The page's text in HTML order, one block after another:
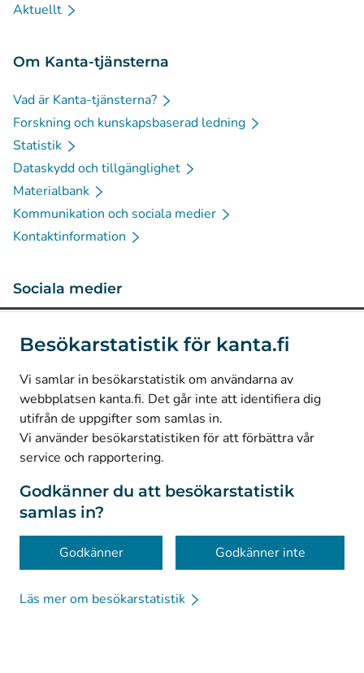
Besökarstatistik för kanta.fi
Vi samlar in besökarstatistik om användarna av
webbplatsen kanta.fi. Det går inte att identifiera dig
utifrån de uppgifter som samlas in.
Vi använder besökarstatistiken för att förbättra vår
service och rapportering.
Godkänner du att besökarstatistik
samlas in?
Godkänner Godkänner inte
Läs mer om besökarstatistik
Aktuellt
Om Kanta-tjänsterna
Vad är Kanta-tjänsterna?
Forskning och kunskapsbaserad ledning
Statistik
Dataskydd och tillgänglighet
Materialbank
Kommunikation och sociala medier
Kontaktinformation
Sociala medier
LinkedIn(Avautuu uuteen välilehteen)
Facebook
Avautuu uuteen välilehteen)
© Kanta-Palvelut, Kansaneläkelaitos
Dataskydd
Om webbplatsen
Tillgänglighet
Kakor